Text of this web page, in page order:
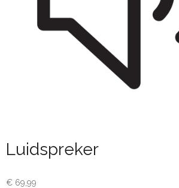
Luidspreker
€ 69,99